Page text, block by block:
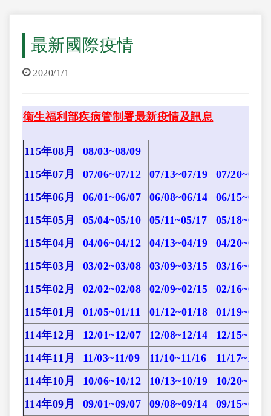
最新國際疫情
2020/1/1
衛生福利部疾病管制署最新疫情及訊息
115年08月
08/03~08/09
115年07月
07/06~07/12 07/13~07/19
07/20~07/
115年06月
06/01~06/07 06/08~06/14
06/15~06/
115年05月
05/04~05/10 05/11~05/17
05/18~05/
115年04月
04/06~04/12 04/13~04/19
04/20~04/
115年03月
03/02~03/08 03/09~03/15
03/16~03/
115年02月
02/02~02/08 02/09~02/15
02/16~02/
115年01月
01/05~01/11 01/12~01/18
01/19~01/
114年12月
12/01~12/07 12/08~12/14
12/15~12/
114年11月
11/03~11/09 11/10~11/16
11/17~11/
114年10月
10/06~10/12 10/13~10/19
10/20~10/
114年09月
09/01~09/07 09/08~09/14
09/15~09/